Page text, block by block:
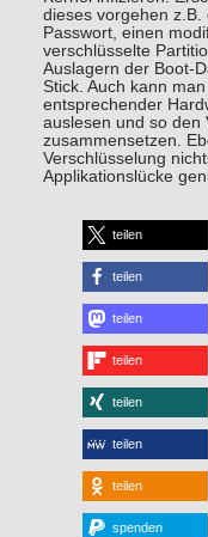
dieses vorgehen
Passwort, einen
verschlüsselte
Auslagern der Boot-
Stick. Auch kann
entsprechender
auslesen und so den
zusammensetzen.
Verschlüsselung
Applikationslücke
teilen
teilen
teilen
teilen
teilen
teilen
teilen
spenden